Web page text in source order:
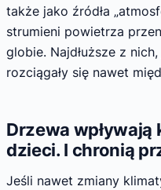
także jako źródła
strumieni powietrza
globie. Najdłuższe z
rozciągały się nawet
Drzewa
dzieci. I chronią
Jeśli nawet zmiany